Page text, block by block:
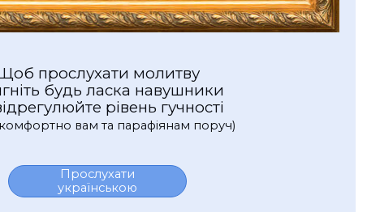
прослухати молитву
будь ласка навушники
рівень гучності
вам та парафіянам поруч)
Прослухати
українською